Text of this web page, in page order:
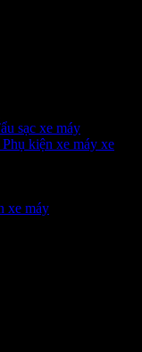
sạc xe máy
kiện xe máy xe
xe máy